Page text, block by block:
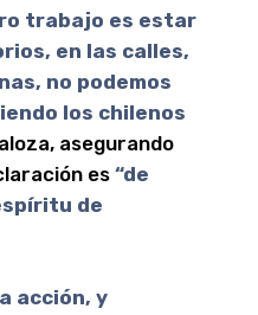
trabajo es estar
en las calles,
no podemos
los chilenos
asegurando
es “de
de
acción, y